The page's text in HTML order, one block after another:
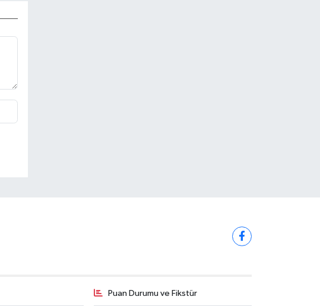
Puan Durumu ve Fikstür